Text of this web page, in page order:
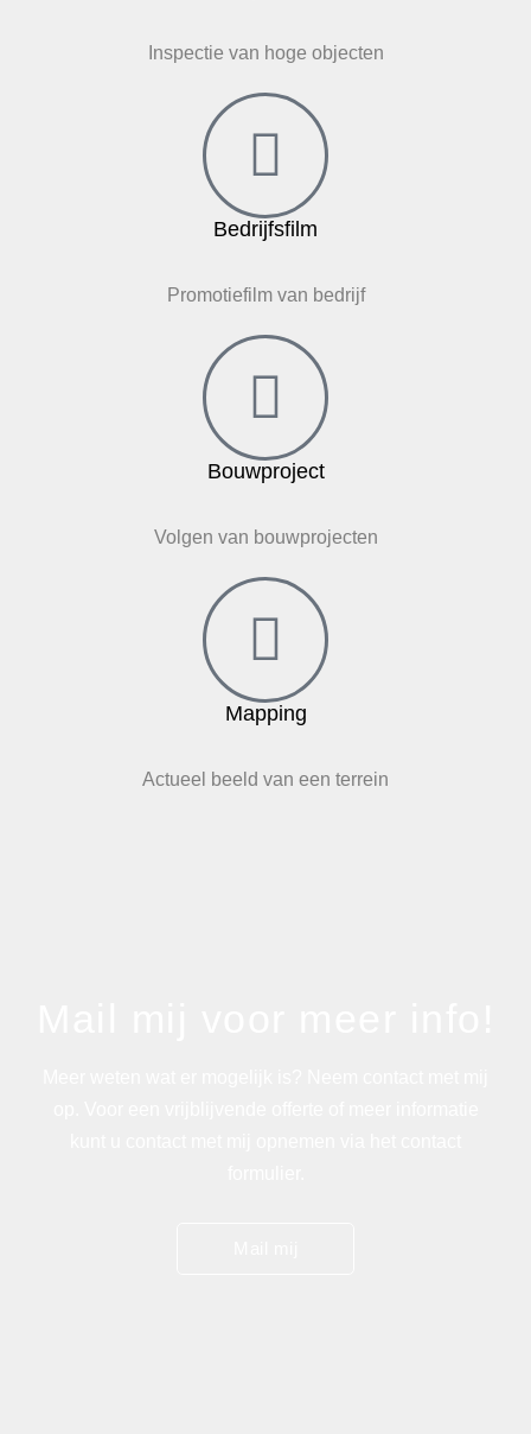
Inspectie van hoge objecten
Bedrijfsfilm
Promotiefilm van bedrijf
Bouwproject
Volgen van bouwprojecten
Mapping
Actueel beeld van een terrein